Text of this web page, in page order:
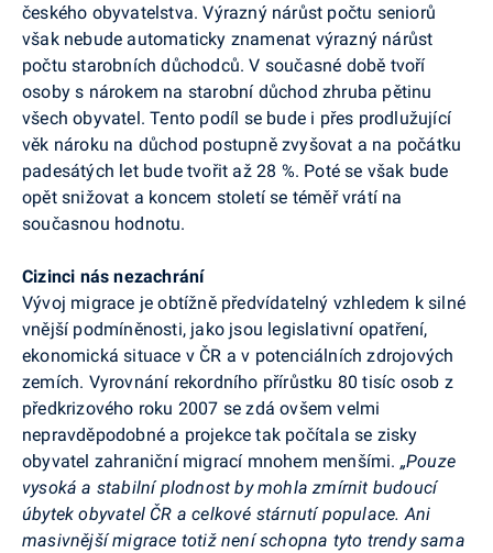
českého obyvatelstva. Výrazný nárůst počtu seniorů
však nebude automaticky znamenat výrazný nárůst
počtu starobních důchodců. V současné době tvoří
osoby s nárokem na starobní důchod zhruba pětinu
všech obyvatel. Tento podíl se bude i přes prodlužující
věk nároku na důchod postupně zvyšovat a na počátku
padesátých let bude tvořit až 28 %. Poté se však bude
opět snižovat a koncem století se téměř vrátí na
současnou hodnotu.
Cizinci nás nezachrání
Vývoj migrace je obtížně předvídatelný vzhledem k silné
vnější podmíněnosti, jako jsou legislativní opatření,
ekonomická situace v ČR a v potenciálních zdrojových
zemích. Vyrovnání rekordního přírůstku 80 tisíc osob z
předkrizového roku 2007 se zdá ovšem velmi
nepravděpodobné a projekce tak počítala se zisky
obyvatel zahraniční migrací mnohem menšími. „Pouze
vysoká a stabilní plodnost by mohla zmírnit budoucí
úbytek obyvatel ČR a celkové stárnutí populace. Ani
masivnější migrace totiž není schopna tyto trendy sama